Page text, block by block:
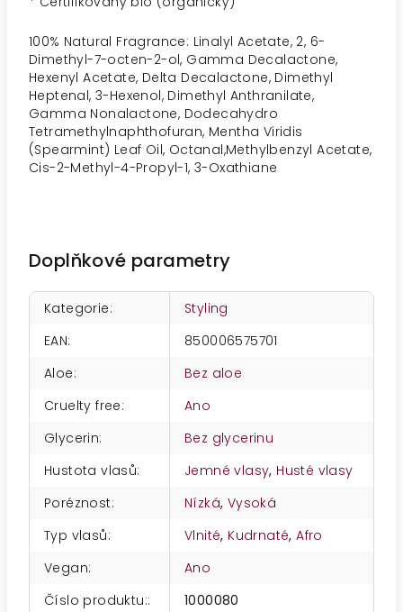
100% Natural Fragrance: Linalyl Acetate, 2, 6-
Dimethyl-7-octen-2-ol, Gamma Decalactone,
Hexenyl Acetate, Delta Decalactone, Dimethyl
Heptenal, 3-Hexenol, Dimethyl Anthranilate,
Gamma Nonalactone, Dodecahydro
Tetramethylnaphthofuran, Mentha Viridis
(Spearmint) Leaf Oil, Octanal,Methylbenzyl Acetate,
Cis-2-Methyl-4-Propyl-1, 3-Oxathiane
Doplňkové parametry
Kategorie:
Styling
EAN:
850006575701
Aloe:
Bez aloe
Cruelty free:
Ano
Glycerin:
Bez glycerinu
Hustota vlasů: Jemné vlasy, Husté vlasy
Poréznost: Nízká, Vysoká
Typ vlasů: Vlnité, Kudrnaté,Afro
Vegan:
Ano
Číslo produktu:: 1000080